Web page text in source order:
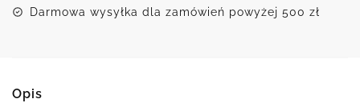
Darmowa wysyłka dla zamówień powyżej 500 zł
Opis